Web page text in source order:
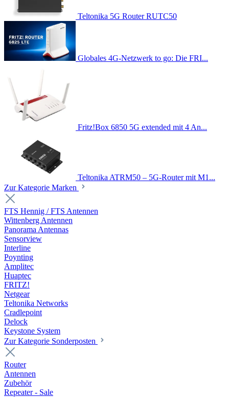
Teltonika 5G Router RUTC50
Globales 4G-Netzwerk to go: Die FRI...
Fritz!Box 6850 5G extended mit 4 An...
Teltonika ATRM50 – 5G-Router mit M1...
Zur Kategorie Marken
FTS Hennig / FTS Antennen
Wittenberg Antennen
Panorama Antennas
Sensorview
Interline
Poynting
Amplitec
Huaptec
FRITZ!
Netgear
Teltonika Networks
Cradlepoint
Delock
Keystone System
Zur Kategorie Sonderposten
Router
Antennen
Zubehör
Repeater - Sale